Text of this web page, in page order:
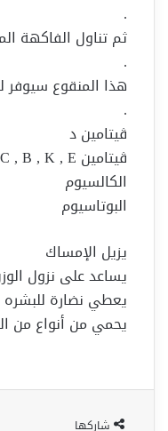
.
ثم تناول الفاكهة
.
هذا المنقوع
.
ڤيتامين د
ڤيتامين C , B , K , E
الكالسيوم
البوتاسيوم
يزيل الإمساك
يساعد على نزول
يعطي نضارة للبشره
يحمي من أنواع من
شاركها